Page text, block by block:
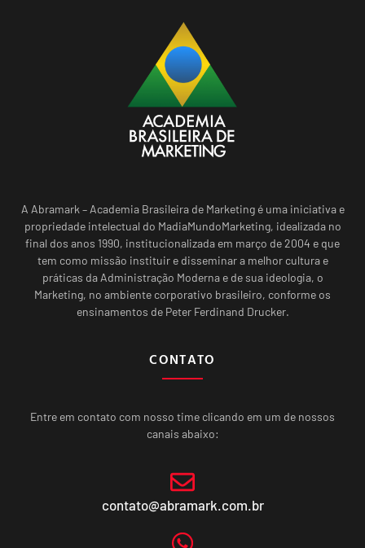
A Abramark – Academia Brasileira de Marketing é uma iniciativa e
propriedade intelectual do MadiaMundoMarketing, idealizada no
final dos anos 1990, institucionalizada em março de 2004 e que
tem como missão instituir e disseminar a melhor cultura e
práticas da Administração Moderna e de sua ideologia, o
Marketing, no ambiente corporativo brasileiro, conforme os
ensinamentos de Peter Ferdinand Drucker.
CONTATO
Entre em contato com nosso time clicando em um de nossos
canais abaixo:
contato@abramark.com.br